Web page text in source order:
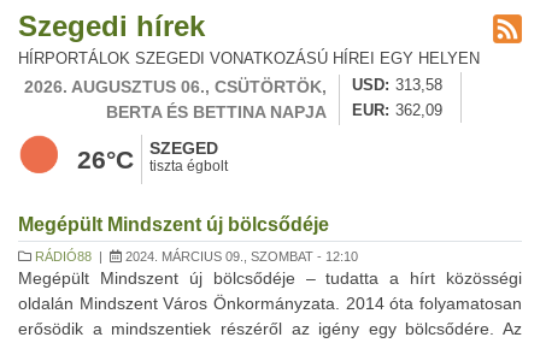
Szegedi hírek
HÍRPORTÁLOK SZEGEDI VONATKOZÁSÚ HÍREI EGY HELYEN
2026. AUGUSZTUS 06., CSÜTÖRTÖK,
BERTA ÉS BETTINA NAPJA
USD
313,58
EUR
362,09
26°C SZEGED
tiszta égbolt
Megépült Mindszent új bölcsődéje
RÁDIÓ88 | 2024. MÁRCIUS 09., SZOMBAT - 12:10
Megépült Mindszent új bölcsődéje – tudatta a hírt közösségi
oldalán Mindszent Város Önkormányzata. 2014 óta folyamatosan
erősödik a mindszentiek részéről az igény egy bölcsődére. Az